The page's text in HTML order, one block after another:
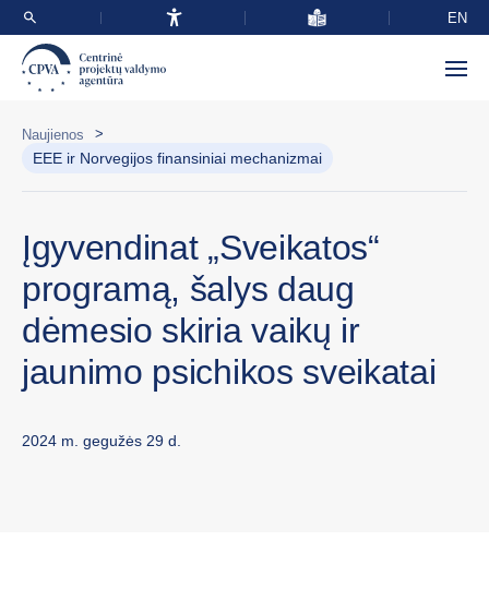
EN
Naujienos >
EEE ir Norvegijos finansiniai mechanizmai
Įgyvendinat „Sveikatos“
programą, šalys daug
dėmesio skiria vaikų ir
jaunimo psichikos sveikatai
2024 m. gegužės 29 d.